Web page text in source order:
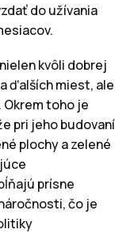
do užívania
kvôli dobrej
ďalších miest, ale
Okrem toho je
pri jeho budovaní
plochy a zelené
prísne
čo je